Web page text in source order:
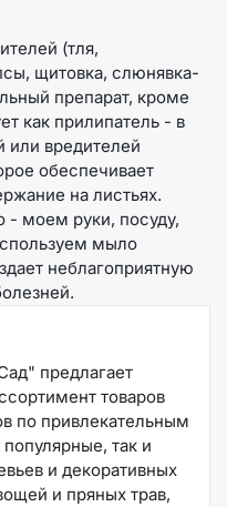
(тля,
щитовка, слюнявка-
препарат, кроме
как прилипатель - в
или вредителей
обеспечивает
на листьях.
- моем руки, посуду,
мыло
неблагоприятную
предлагает
товаров
по привлекательным
так и
и декоративных
и пряных трав,